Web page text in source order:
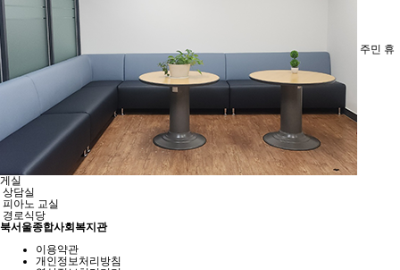
주민 휴
게실
상담실
피아노 교실
경로식당
북서울종합사회복지관
이용약관
개인정보처리방침